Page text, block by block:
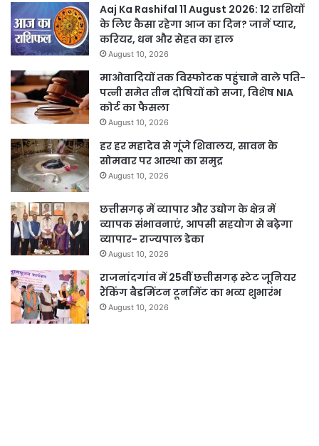
Aaj Ka Rashifal 11 August 2026: 12 राशियों
के लिए कैसा रहेगा आज का दिन? जानें प्यार,
करियर, धन और सेहत का हाल
August 10, 2026
माओवादियों तक विस्फोटक पहुंचाने वाले पति-
पत्नी समेत तीन दोषियों को सजा, विशेष NIA
कोर्ट का फैसला
August 10, 2026
हर हर महादेव से गूंजे शिवालय, सावन के
सोमवार पर आस्था का समुद्र
August 10, 2026
छत्तीसगढ़ में व्यापार और उद्योग के क्षेत्र में
व्यापक संभावनाएं, आपसी सहयोग से बढ़ेगा
व्यापार- राज्यपाल डेका
August 10, 2026
राजनांदगांव में 25वीं छत्तीसगढ़ स्टेट जूनियर
रैंकिंग बैडमिंटन टूर्नामेंट का भव्य शुभारंभ
August 10, 2026